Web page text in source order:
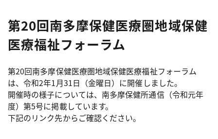
第20回南多摩保健医療圏地域保健
医療福祉フォーラム
第20回南多摩保健医療圏地域保健医療福祉フォーラム
は、令和2年1月31日（金曜日）に開催しました。
開催時の様子については、南多摩保健所通信（令和元年
度）第5号に掲載しています。
下記のリンク先からご確認ください。